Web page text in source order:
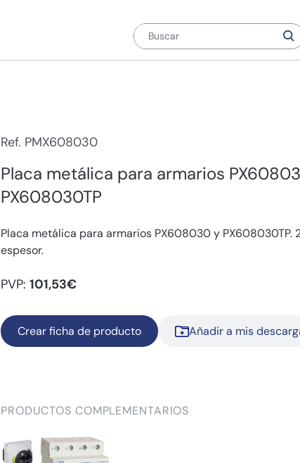
Ref. PMX608030
Placa metálica para armarios
PX608030TP
Placa metálica para armarios PX608030 y PX608030TP.
espesor.
PVP: 101,53€
Crear ficha de producto Añadir a mis
PRODUCTOS COMPLEMENTARIOS